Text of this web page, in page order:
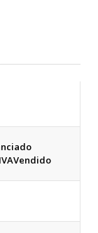
Vendido